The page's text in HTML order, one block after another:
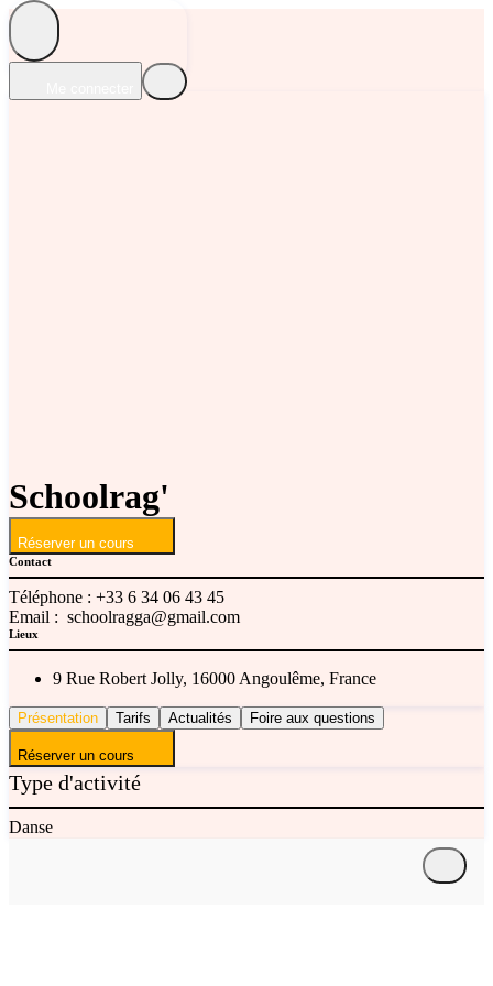
Schoolrag'
Réserver un cours
Contact
Téléphone : +33 6 34 06 43 45
Email : schoolragga@gmail.com
Lieux
9 Rue Robert Jolly, 16000 Angoulême, France
Présentation Tarifs Actualités Foire aux questions
Réserver un cours
Type d'activité
Danse